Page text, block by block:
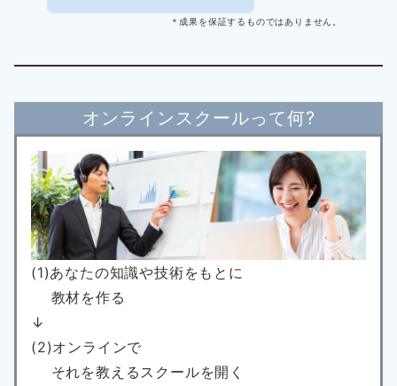
＊成果を保証するものではありません。
オンラインスクールって何?
(1)あなたの知識や技術をもとに
教材を作る
↓
(2)オンラインで
それを教えるスクールを開く